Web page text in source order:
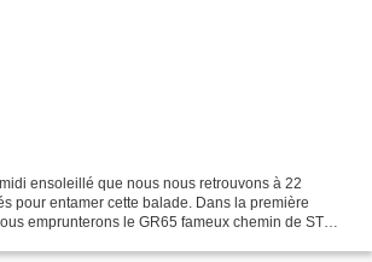
ensoleillé que nous nous retrouvons à 22
pour entamer cette balade. Dans la première
emprunterons le GR65 fameux chemin de ST